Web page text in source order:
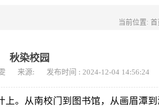
当前位置: 首
秋染校园
来源: 发布时间 : 2024-12-04 14:56:24
。从南校门到图书馆，从画眉潭